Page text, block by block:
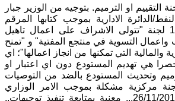
التقييم او الترميم. بتوجيه من الوزير جبار
الدائرة الادارية بموجب كتابها المرقم
19409 في 16/5/2017 لجنة "تتولى الاشراف على اعمال تاهيل
التسوية في منتجع المفتية" و "تمنح
والمالية التي تمكنها من انجاز اعمالها"؛ اي
هي تهديم المستودع دون اي اعتبار او
وتحديث المستودع بالضد من التوصيات
مركزية مشكلة بموجب الامر الوزاري
المرقم 45378 في 26/11/2017... معنية بمتابعة تنفيذ توجيهات..